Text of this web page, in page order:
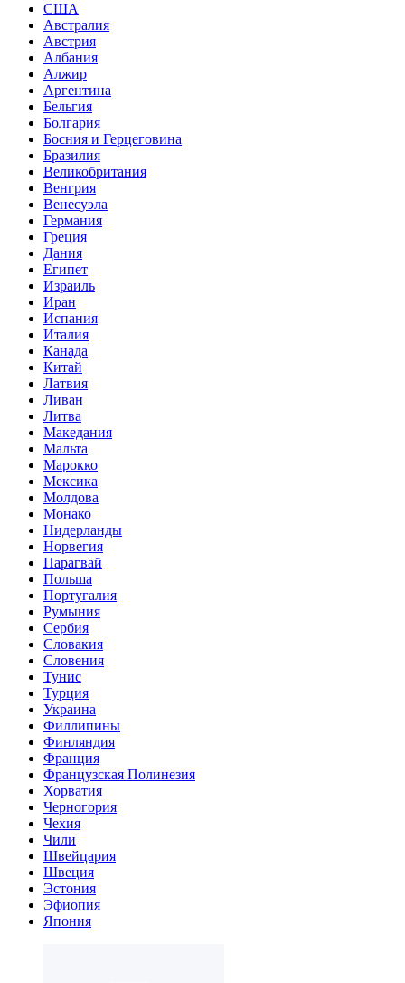
США
Австралия
Австрия
Албания
Алжир
Аргентина
Бельгия
Болгария
Босния и Герцеговина
Бразилия
Великобритания
Венгрия
Венесуэла
Германия
Греция
Дания
Египет
Израиль
Иран
Испания
Италия
Канада
Китай
Латвия
Ливан
Литва
Македания
Мальта
Марокко
Мексика
Молдова
Монако
Нидерланды
Норвегия
Парагвай
Польша
Португалия
Румыния
Сербия
Словакия
Словения
Тунис
Турция
Украина
Филлипины
Финляндия
Франция
Французская Полинезия
Хорватия
Черногория
Чехия
Чили
Швейцария
Швеция
Эстония
Эфиопия
Япония